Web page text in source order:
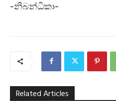
-නිබන්ධිකා-
Related Articles